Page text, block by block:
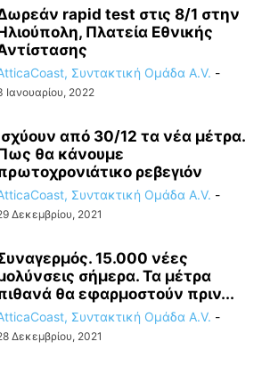
rapid test στις 8/1 στην
Πλατεία Εθνικής
Συντακτική Ομάδα A.V. -
Ιανουαρίου, 2022
από 30/12 τα νέα μέτρα.
θα κάνουμε
ρεβεγιόν
Συντακτική Ομάδα A.V. -
Δεκεμβρίου, 2021
15.000 νέες
σήμερα. Τα μέτρα
θα εφαρμοστούν πριν...
Συντακτική Ομάδα A.V. -
Δεκεμβρίου, 2021